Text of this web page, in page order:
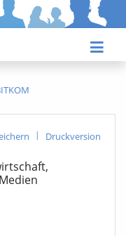
| Druckversion